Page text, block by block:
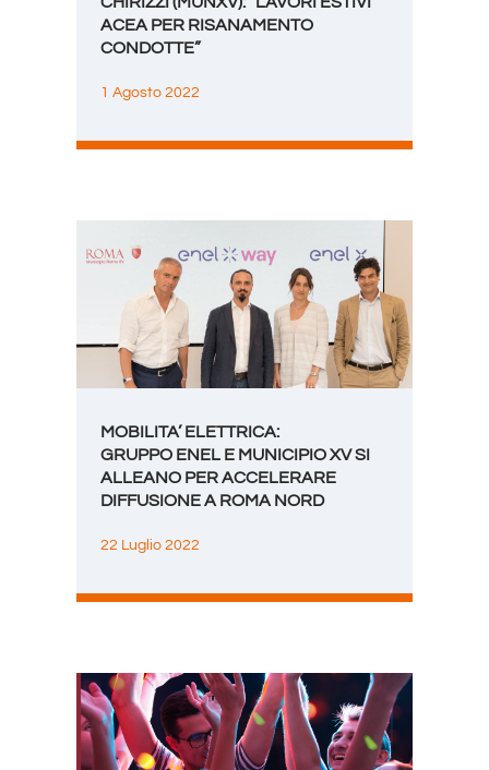
ACEA PER RISANAMENTO
CONDOTTE”
1 Agosto 2022
MOBILITA’ ELETTRICA:
GRUPPO ENEL E MUNICIPIO XV SI
ALLEANO PER ACCELERARE
DIFFUSIONE A ROMA NORD
22 Luglio 2022